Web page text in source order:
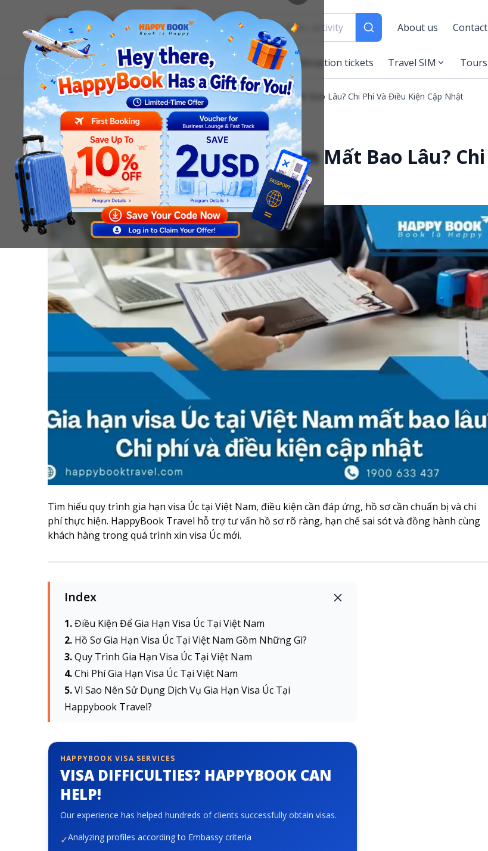
About us Contact
Airline tickets Hotel Visa Airport services Attraction tickets Travel SIM Tours
Homepage News Visa news Gia Hạn Visa Úc Tại Việt Nam Mất Bao Lâu? Chi Phí Và Điều Kiện Cập Nhật
Visa news
Gia Hạn Visa Úc Tại Việt Nam Mất Bao Lâu? Chi
Phí Và Điều Kiện Cập Nhật
Tìm hiểu quy trình gia hạn visa Úc tại Việt Nam, điều kiện cần đáp ứng, hồ sơ cần chuẩn bị và chi
phí thực hiện. HappyBook Travel hỗ trợ tư vấn hồ sơ rõ ràng, hạn chế sai sót và đồng hành cùng
khách hàng trong quá trình xin visa Úc mới.
Index
Điều Kiện Để Gia Hạn Visa Úc Tại Việt Nam
Hồ Sơ Gia Hạn Visa Úc Tại Việt Nam Gồm Những Gì?
Quy Trình Gia Hạn Visa Úc Tại Việt Nam
Chi Phí Gia Hạn Visa Úc Tại Việt Nam
Vì Sao Nên Sử Dụng Dịch Vụ Gia Hạn Visa Úc Tại
Happybook Travel?
HAPPYBOOK VISA SERVICES
VISA DIFFICULTIES? HAPPYBOOK CAN
HELP!
Our experience has helped hundreds of clients successfully obtain visas.
✓Analyzing profiles according to Embassy criteria